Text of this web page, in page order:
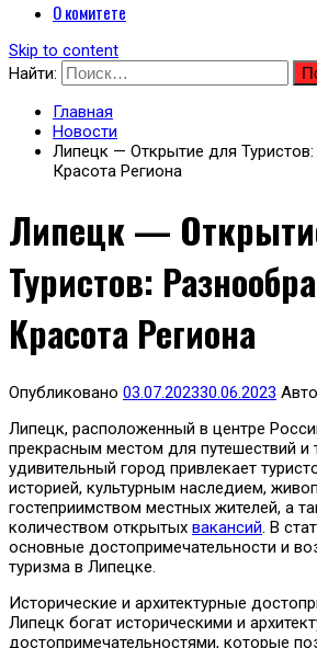
О комитете
Skip to content
Найти:
Главная
Новости
Липецк — Открытие для
Красота Региона
Липецк —
Туристов:
Красота Региона
Опубликовано 03.07.202330.06.2023
Липецк, расположенный в центре
прекрасным местом для путешествий и
удивительный город привлекает
историей, культурным наследием,
гостеприимством местных жителей, а
количеством открытых вакансий. В
основные достопримечательности и
туризма в Липецке.
Исторические и архитектурные
Липецк богат историческими и
достопримечательностями, которые